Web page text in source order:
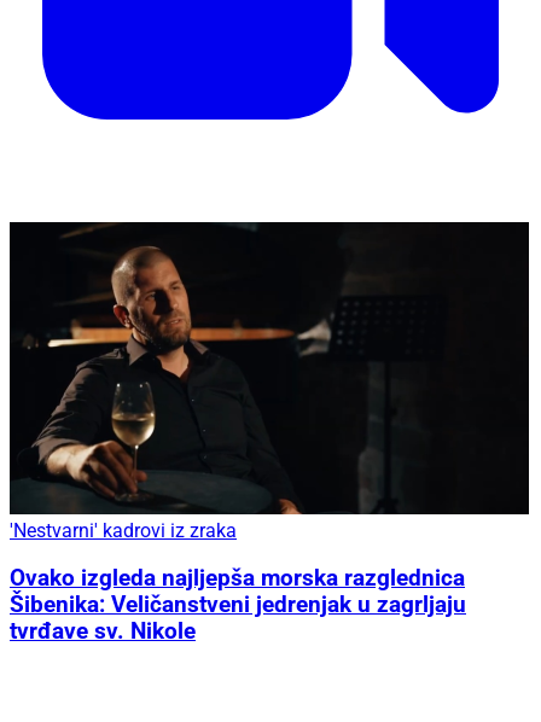
'Nestvarni' kadrovi iz zraka
Ovako izgleda najljepša morska razglednica
Šibenika: Veličanstveni jedrenjak u zagrljaju
tvrđave sv. Nikole